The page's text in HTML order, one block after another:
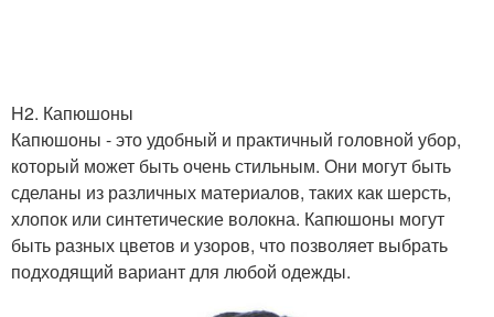
H2. Капюшоны
Капюшоны - это удобный и практичный головной убор,
который может быть очень стильным. Они могут быть
сделаны из различных материалов, таких как шерсть,
хлопок или синтетические волокна. Капюшоны могут
быть разных цветов и узоров, что позволяет выбрать
подходящий вариант для любой одежды.